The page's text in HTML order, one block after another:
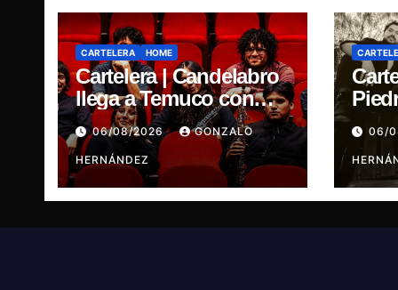
CARTELERA HOME
Cartelera | Candelabro
llega a Temuco con
una noche cargada de
indie
06/08/2026 GONZALO
HERNÁNDEZ
06/